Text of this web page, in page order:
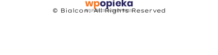
© Bialcon. All Rights Reserved